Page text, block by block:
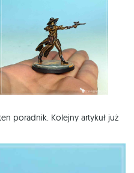
poradnik. Kolejny artykuł już